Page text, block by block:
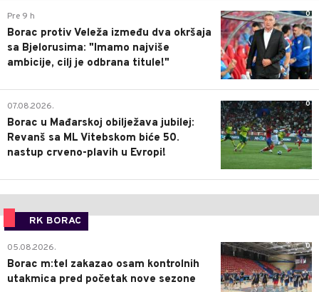
0
Pre 9 h
Borac protiv Veleža između dva okršaja
sa Bjelorusima: "Imamo najviše
ambicije, cilj je odbrana titule!"
0
07.08.2026.
Borac u Mađarskoj obilježava jubilej:
Revanš sa ML Vitebskom biće 50.
nastup crveno-plavih u Evropi!
RK BORAC
0
05.08.2026.
Borac m:tel zakazao osam kontrolnih
utakmica pred početak nove sezone